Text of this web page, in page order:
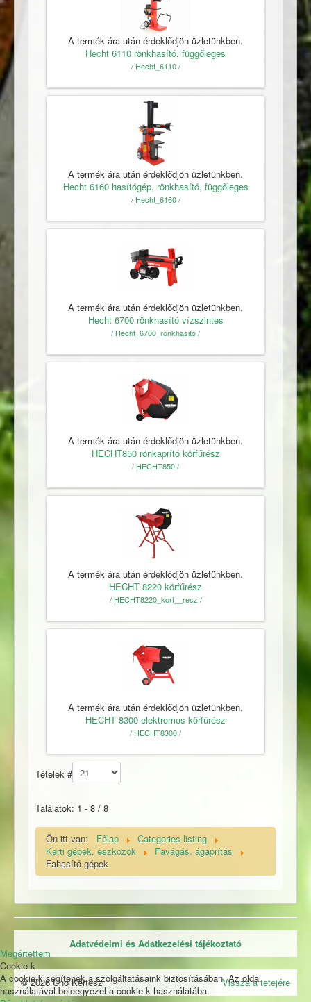
A termék ára után érdeklődjön üzletünkben.
Hecht 6110 rönkhasító, függőleges
/ Hecht_6110 /
A termék ára után érdeklődjön üzletünkben.
Hecht 6160 hasítógép, rönkhasító, függőleges
/ Hecht_6160 /
A termék ára után érdeklődjön üzletünkben.
Hecht 6700 rönkhasító vízszintes
/ Hecht_6700_ronkhasito /
A termék ára után érdeklődjön üzletünkben.
HECHT850 rönkaprító körfűrész
/ HECHT850 /
A termék ára után érdeklődjön üzletünkben.
HECHT 8220 körfűrész
/ HECHT8220_korf__resz /
A termék ára után érdeklődjön üzletünkben.
HECHT 8300 elektromos körfűrész
/ HECHT8300 /
Tételek #
Találatok: 1 - 8 / 8
Ön itt van: Főlap
Categories listing
Kerti gépek, eszközök
Favágás, ágaprítás
Fahasító gépek
Adatvédelmi és Adatkezelési tájékoztató
Vissza a tetejére
© 2026 Uno Kertész
Megértettem
Cookie-k
A cookie-k segítenek a szolgáltatásaink biztosításában. Az oldal
használatával beleegyezel a cookie-k használatába.